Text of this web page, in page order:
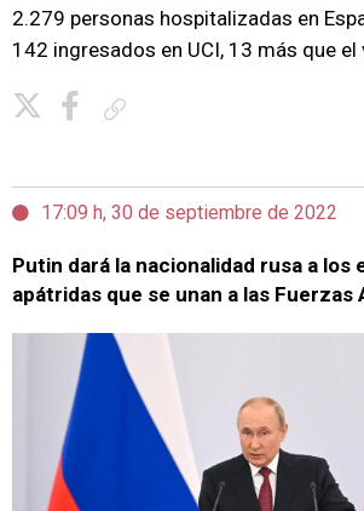
2.279 personas hospitalizadas en
142 ingresados en UCI, 13 más que el
17:09 h, 30 de septiembre de 2022
Putin dará la nacionalidad rusa a los
apátridas que se unan a las Fuerzas